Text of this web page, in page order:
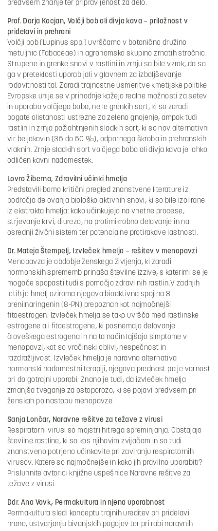
predvsem znanje ter pripravljenost za delo.
Prof. Darja Kocjan, Volčji bob ali divja kava – priložnost v
pridelavi in prehrani
Volčji bob (Lupinus spp.) uvrščamo v botanično družino
metuljnic (Fabaceae) in agronomsko skupino zrnatih stročnic.
Strupene in grenke snovi v rastlini in zrnju so bile vzrok, da so
ga v preteklosti uporabljali v glavnem za izboljševanje
rodovitnosti tal. Zaradi trajnostne usmeritve kmetijske politike
Evropske unije se v prihodnje kažejo realne možnosti za setev
in uporabo volčjega boba, ne le grenkih sort, ki so zaradi
bogate olistanosti ustrezne za zeleno gnojenje, ampak tudi
rastlin in zrnja požlahtnjenih sladkih sort, ki so nov alternativni
vir beljakovin (35 do 50 %), odpornega škroba in prehranskih
vlaknin. Zrnje sladkih sort volčjega boba ali divja kava je lahko
odličen kavni nadomestek.
Lovro Žiberna, Zdravilni učinki hmelja
Predstavili bomo kritični pregled znanstvene literature iz
področja delovanja biološko aktivnih snovi, ki so bile izolirane
iz ekstrakta hmelja: kako učinkujejo na vnetne procese,
strjevanje krvi, diurezo, na protimikrobno delovanje in na
osrednji živčni sistem ter potencialne protirakave lastnosti.
Dr. Mateja Štempelj, Izvleček hmelja – rešitev v menopavzi
Menopavza je obdobje ženskega življenja, ki zaradi
hormonskih sprememb prinaša številne izzive, s katerimi se je
mogoče spopasti tudi s pomočjo zdravilnih rastlin.V zadnjih
letih je hmelj oziroma njegova bioaktivna spojina 8-
prenilnaringenin (8-PN) prepoznan kot najmočnejši
fitoestrogen. Izvleček hmelja se tako uvršča med rastlinske
estrogene ali fitoestrogene, ki posnemajo delovanje
človeškega estrogena in na ta način lajšajo simptome v
menopavzi, kot so vročinski oblivi, nespečnost in
razdražljivost. Izvleček hmelja je naravna alternativa
hormonski nadomestni terapiji, njegova prednost pa je varnost
pri dolgotrajni uporabi. Znano je tudi, da izvleček hmelja
zmanjša tveganje za ostoporozo, ki se pojavi predvsem pri
ženskah po nastopu menopavze.
Sanja Lončar, Naravne rešitve za težave z virusi
Respiratorni virusi so mojstri hitrega spreminjanja. Obstajajo
številne rastline, ki so kos njihovim zvijačam in so tudi
znanstveno potrjeno učinkovite pri zaviranju respiratornih
virusov. Katere so najmočnejše in kako jih pravilno uporabiti?
Prisluhnite avtorici knjižne uspešnice Naravne rešitve za
težave z virusi.
Ddr. Ana Vovk, Permakultura in njena uporabnost
Permakultura sledi konceptu trajnih ureditev pri pridelavi
hrane, ustvarjanju bivanjskih pogojev ter pri rabi naravnih